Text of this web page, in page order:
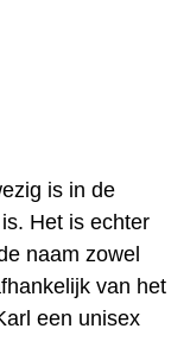
is in de
Het is echter
naam zowel
van het
een unisex